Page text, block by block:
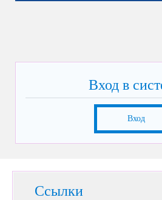
Вход в
Вход
Ссылки